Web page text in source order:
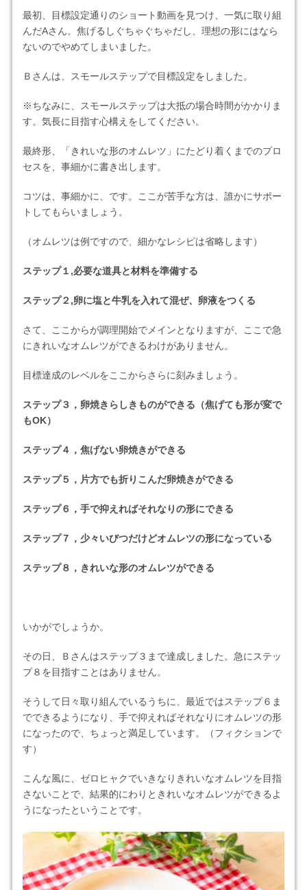
最初、目標設定通りのショート動画を見つけ、一気に取り組
んだAさん。焦げるしぐちゃぐちゃだし、理想の形にはなら
ないのでやめてしまいました。
Ｂさんは、スモールステップで目標設定をしました。
※ちなみに、スモールステップは大抵の場合時間がかかりま
す。気長に目指す心構えをしてください。
最終形、「きれいな形のオムレツ」にたどり着くまでのプロ
セスを、事細かに書き出します。
コツは、事細かに、です。ここが苦手な方は、誰かにサポー
トしてもらいましょう。
（オムレツは例ですので、細かなレシピは省略します）
ステップ１,必要な道具と材料を準備する
ステップ２,卵に塩と牛乳を入れて混ぜ、卵液をつくる
さて、ここからが調理開始でメインとなりますが、ここで急
にきれいなオムレツができるわけがありません。
目標達成のレベルをここからさらに刻みましょう。
ステップ３，卵焼きらしきものができる（焦げても形が変で
もOK）
ステップ４，焦げない卵焼きができる
ステップ５，片方でも折りこんだ卵焼きができる
ステップ６，手で抑えればそれなりの形にできる
ステップ７，少々いびつだけどオムレツの形になっている
ステップ８，きれいな形のオムレツができる
いかがでしょうか。
その日、Ｂさんはステップ３まで達成しました。急にステッ
プ８を目指すことはありません。
そうして日々取り組んでいるうちに、最近ではステップ６ま
でできるようになり、手で抑えればそれなりにオムレツの形
になったので、ちょっと満足しています。（フィクションで
す）
こんな風に、ゼロヒャクでいきなりきれいなオムレツを目指
さないことで、結果的にわりときれいなオムレツができるよ
うになったということです。